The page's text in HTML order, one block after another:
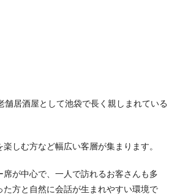
舗居酒屋として池袋で長く親しまれている
しむ方など幅広い客層が集まります。
席が中心で、一人で訪れるお客さんも多
た方と自然に会話が生まれやすい環境で